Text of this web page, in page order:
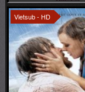
Vietsub - HD